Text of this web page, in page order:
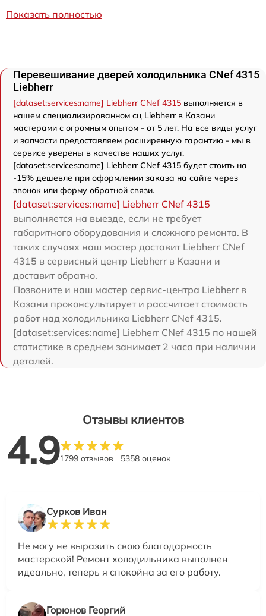
Показать полностью
Перевешивание дверей холодильника CNef 4315
Liebherr
[dataset:services:name] Liebherr CNef 4315 выполняется в
нашем специализированном сц Liebherr в Казани
мастерами с огромным опытом - от 5 лет. На все виды услуг
и запчасти предоставляем расширенную гарантию - мы в
сервисе уверены в качестве наших услуг.
[dataset:services:name] Liebherr CNef 4315 будет стоить на
-15% дешевле при оформлении заказа на сайте через
звонок или форму обратной связи.
[dataset:services:name] Liebherr CNef 4315
выполняется на выезде, если не требует
габаритного оборудования и сложного ремонта. В
таких случаях наш мастер доставит Liebherr CNef
4315 в сервисный центр Liebherr в Казани и
доставит обратно.
Позвоните и наш мастер сервис-центра Liebherr в
Казани проконсультирует и рассчитает стоимость
работ над холодильника Liebherr CNef 4315.
[dataset:services:name] Liebherr CNef 4315 по нашей
статистике в среднем занимает 2 часа при наличии
деталей.
Отзывы клиентов
4.91799 отзывов 5358 оценок
Сурков Иван
Не могу не выразить свою благодарность
мастерской! Ремонт холодильника выполнен
идеально, теперь я спокойна за его работу.
Горюнов Георгий